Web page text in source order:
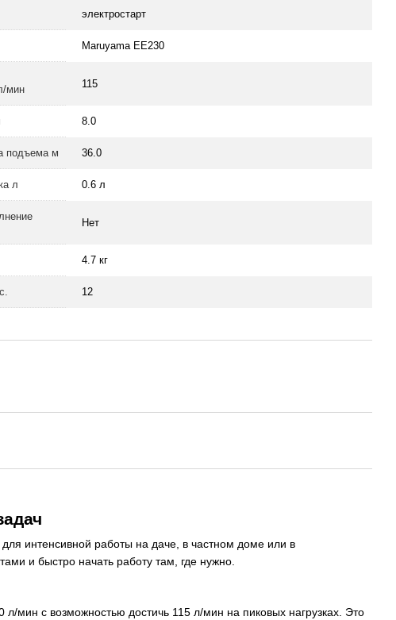
электростарт
Maruyama ЕЕ230
мин
115
8.0
подъема м 36.0
л 0.6 л
Нет
4.7 кг
12
интенсивной работы на даче, в частном доме или в
и быстро начать работу там, где нужно.
мин с возможностью достичь 115 л/мин на пиковых нагрузках. Это